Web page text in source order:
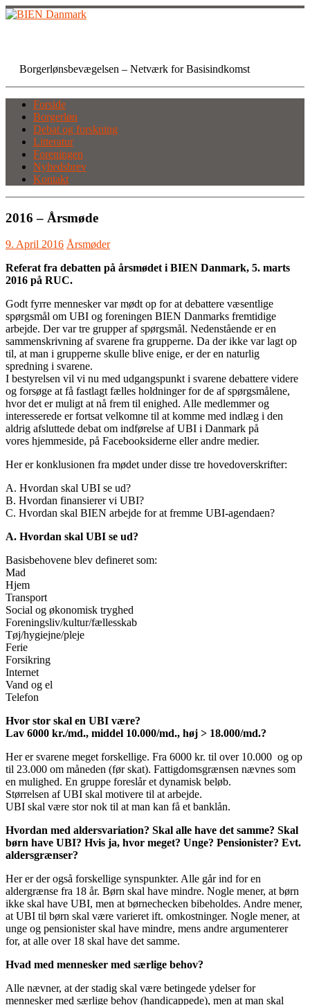
Skip
to
Borgerlønsbevægelsen – Netværk for Basisindkomst
Forside
Borgerløn
Debat og forskning
Litteratur
Foreningen
Nyhedsbrev
Kontakt
2016 – Årsmøde
9. April 2016 Årsmøder
Referat fra debatten på årsmødet i BIEN Danmark, 5. marts
2016 på RUC.
Godt fyrre mennesker var mødt op for at debattere væsentlige
spørgsmål om UBI og foreningen BIEN Danmarks fremtidige
arbejde. Der var tre grupper af spørgsmål. Nedenstående er en
sammenskrivning af svarene fra grupperne. Da der ikke var lagt op
til, at man i grupperne skulle blive enige, er der en naturlig
spredning i svarene.
I bestyrelsen vil vi nu med udgangspunkt i svarene debattere videre
og forsøge at få fastlagt fælles holdninger for de af spørgsmålene,
hvor det er muligt at nå frem til enighed. Alle medlemmer og
interesserede er fortsat velkomne til at komme med indlæg i den
aldrig afsluttede debat om indførelse af UBI i Danmark på
vores hjemmeside, på Facebooksiderne eller andre medier.
Her er konklusionen fra mødet under disse tre hovedoverskrifter:
A. Hvordan skal UBI se ud?
B. Hvordan finansierer vi UBI?
C. Hvordan skal BIEN arbejde for at fremme UBI-agendaen?
A. Hvordan skal UBI se ud?
Basisbehovene blev defineret som:
Mad
Hjem
Transport
Social og økonomisk tryghed
Foreningsliv/kultur/fællesskab
Tøj/hygiejne/pleje
Ferie
Forsikring
Internet
Vand og el
Telefon
Hvor stor skal en UBI være?
Lav 6000 kr./md., middel 10.000/md., høj > 18.000/md.?
Her er svarene meget forskellige. Fra 6000 kr. til over 10.000 og op
til 23.000 om måneden (før skat). Fattigdomsgrænsen nævnes som
en mulighed. En gruppe foreslår et dynamisk beløb.
Størrelsen af UBI skal motivere til at arbejde.
UBI skal være stor nok til at man kan få et banklån.
Hvordan med aldersvariation? Skal alle have det samme? Skal
børn have UBI? Hvis ja, hvor meget? Unge? Pensionister? Evt.
aldersgrænser?
Her er der også forskellige synspunkter. Alle går ind for en
aldergrænse fra 18 år. Børn skal have mindre. Nogle mener, at børn
ikke skal have UBI, men at børnechecken bibeholdes. Andre mener,
at UBI til børn skal være varieret ift. omkostninger. Nogle mener, at
unge og pensionister skal have mindre, mens andre argumenterer
for, at alle over 18 skal have det samme.
Hvad med mennesker med særlige behov?
Alle nævner, at der stadig skal være betingede ydelser for
mennesker med særlige behov (handicappede), men at man skal